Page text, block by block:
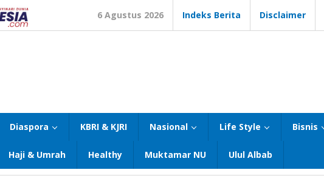
6 Agustus 2026 Indeks Berita Disclaimer
Diaspora KBRI & KJRI Nasional Life Style Bisnis
Haji & Umrah Healthy Muktamar NU Ulul Albab